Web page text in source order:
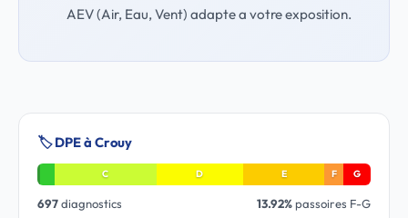
AEV (Air, Eau, Vent) adapte a votre exposition.
🏷️ DPE à Crouy
C D E F G
697diagnostics 13.92%passoires F-G